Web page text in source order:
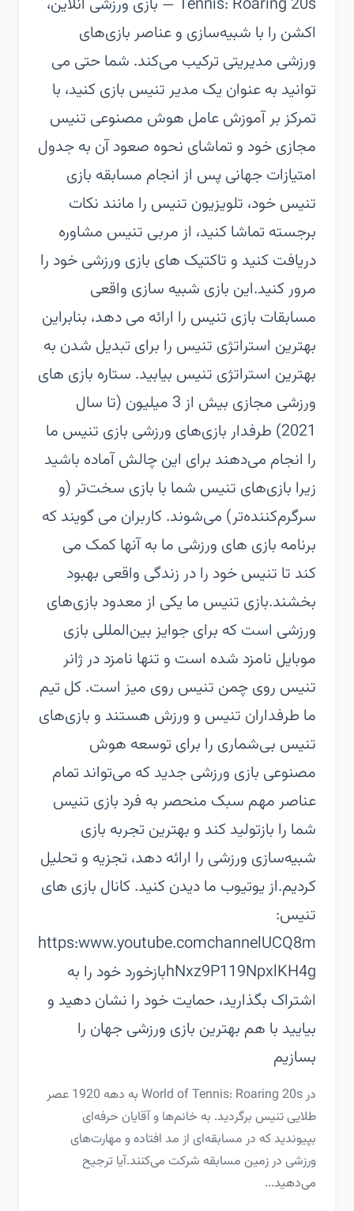
اکشن را با شبیه‌سازی و عناصر بازی‌های
ورزشی مدیریتی ترکیب می‌کند. شما حتی می
توانید به عنوان یک مدیر تنیس بازی کنید، با
تمرکز بر آموزش عامل هوش مصنوعی تنیس
مجازی خود و تماشای نحوه صعود آن به جدول
امتیازات جهانی پس از انجام مسابقه بازی
تنیس خود، تلویزیون تنیس را مانند نکات
برجسته تماشا کنید، از مربی تنیس مشاوره
دریافت کنید و تاکتیک های بازی ورزشی خود را
مرور کنید.‏این بازی شبیه سازی واقعی
مسابقات بازی تنیس را ارائه می دهد، بنابراین
بهترین استراتژی تنیس را برای تبدیل شدن به
بهترین استراتژی تنیس بیابید. ستاره بازی های
ورزشی مجازی بیش از 3 میلیون (تا سال
2021) طرفدار بازی‌های ورزشی بازی تنیس ما
را انجام می‌دهند برای این چالش آماده باشید
زیرا بازی‌های تنیس شما با بازی سخت‌تر (و
سرگرم‌کننده‌تر) می‌شوند. کاربران می گویند که
برنامه بازی های ورزشی ما به آنها کمک می
کند تا تنیس خود را در زندگی واقعی بهبود
بخشند.‏بازی تنیس ما یکی از معدود بازی‌های
ورزشی است که برای جوایز بین‌المللی بازی
موبایل نامزد شده است و تنها نامزد در ژانر
تنیس روی چمن تنیس روی میز است. کل تیم
ما طرفداران تنیس و ورزش هستند و بازی‌های
تنیس بی‌شماری را برای توسعه هوش
مصنوعی بازی ورزشی جدید که می‌تواند تمام
عناصر مهم سبک منحصر به فرد بازی تنیس
شما را بازتولید کند و بهترین تجربه بازی
شبیه‌سازی ورزشی را ارائه دهد، تجزیه و تحلیل
کردیم.‏از یوتیوب ما دیدن کنید. کانال بازی های
تنیس:
https:www.youtube.comchannelUCQ8m
hNxz9P119NpxlKH4g‏بازخورد خود را به
اشتراک بگذارید، حمایت خود را نشان دهید و
بیایید با هم بهترین بازی ورزشی جهان را
بسازیم
‏‏در World of Tennis: Roaring 20s به دهه 1920 عصر
طلایی تنیس برگردید. به خانم‌ها و آقایان حرفه‌ای
بپیوندید که در مسابقه‌ای از مد افتاده و مهارت‌های
ورزشی در زمین مسابقه شرکت می‌کنند.‏آیا ترجیح
می‌دهید...